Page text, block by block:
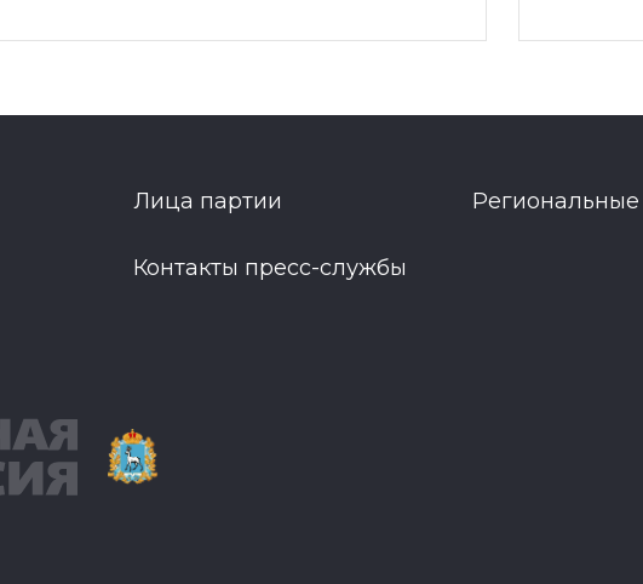
Лица партии
Контакты пресс-службы